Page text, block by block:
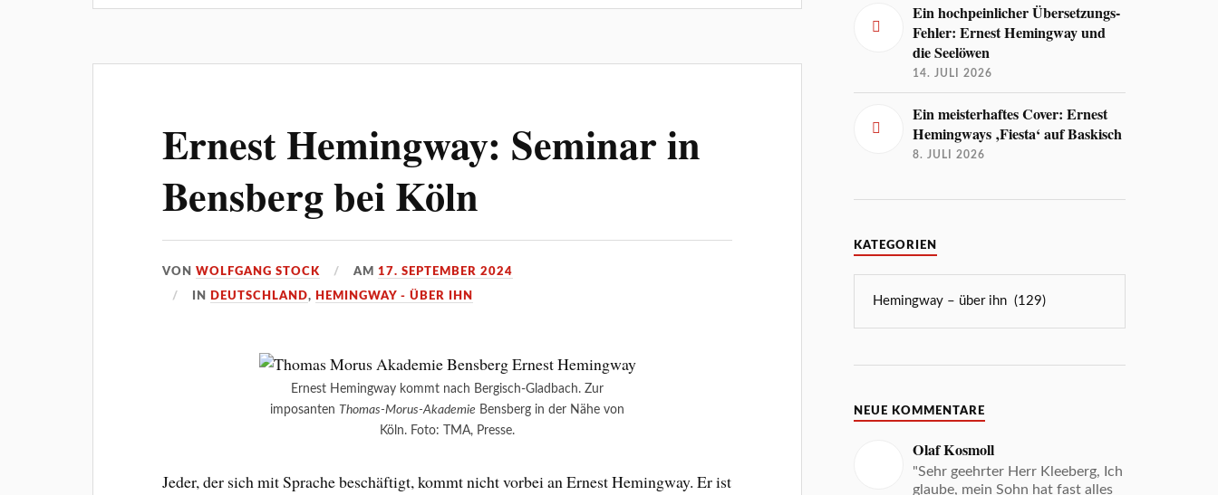
Ernest Hemingway: Seminar in
Bensberg bei Köln
VONWOLFGANG STOCK AM17. SEPTEMBER 2024
IN DEUTSCHLAND, HEMINGWAY - ÜBER IHN
Ernest Hemingway kommt nach Bergisch-Gladbach. Zur
imposantenThomas-Morus-Akademie Bensberg in der Nähe von
Köln. Foto: TMA, Presse.
Jeder, der sich mit Sprache beschäftigt, kommt nicht vorbei an Ernest Hemingway. Er ist
Ein hochpeinlicher Übersetzungs-
Fehler: Ernest Hemingway und
die Seelöwen
14. JULI 2026
Ein meisterhaftes Cover: Ernest
Hemingways ‚Fiesta‘ auf Baskisch
8. JULI 2026
KATEGORIEN
NEUE KOMMENTARE
Olaf Kosmoll
"Sehr geehrter Herr Kleeberg, Ich
glaube, mein Sohn hat fast alles